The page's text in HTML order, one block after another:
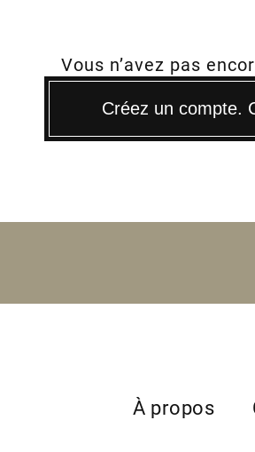
Vous n’avez pas
Créez un compte.
À propos